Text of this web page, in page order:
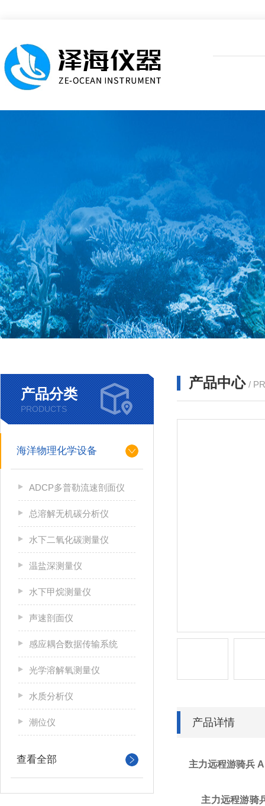
产品分类
PRODUCTS
海洋物理化学设备
ADCP多普勒流速剖面仪
总溶解无机碳分析仪
水下二氧化碳测量仪
温盐深测量仪
水下甲烷测量仪
声速剖面仪
感应耦合数据传输系统
光学溶解氧测量仪
水质分析仪
潮位仪
查看全部
产品中心 /
产品详情
主力远程游骑兵
主力远程游骑